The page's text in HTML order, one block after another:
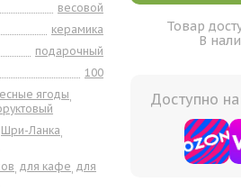
весовой
керамика
подарочный
100
ягоды,
Шри-Ланка,
, для кафе, для
Товар
В
Доступно